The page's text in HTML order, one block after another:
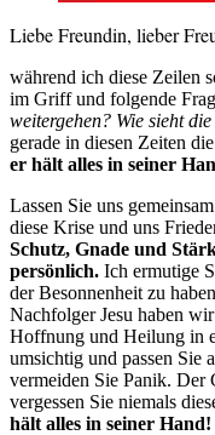
Liebe Freundin, lieber
während ich diese Zeilen
im Griff und folgende
weitergehen? Wie sieht
gerade in diesen Zeiten
er hält alles in seiner
Lassen Sie uns
diese Krise und uns
Schutz, Gnade und
persönlich. Ich ermutige
der Besonnenheit zu
Nachfolger Jesu haben
Hoffnung und Heilung in
umsichtig und passen Sie
vermeiden Sie Panik. Der
vergessen Sie niemals
hält alles in seiner Hand!